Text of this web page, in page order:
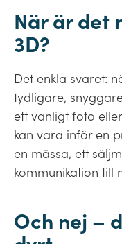
När är det
3D?
Det enkla svaret:
tydligare,
ett vanligt foto
kan vara inför en
en mässa, ett
kommunikation till
Och nej –